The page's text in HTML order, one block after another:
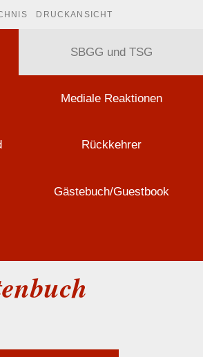
DRUCKANSICHT
SBGG und TSG
Mediale Reaktionen
Rückkehrer
Gästebuch/Guestbook